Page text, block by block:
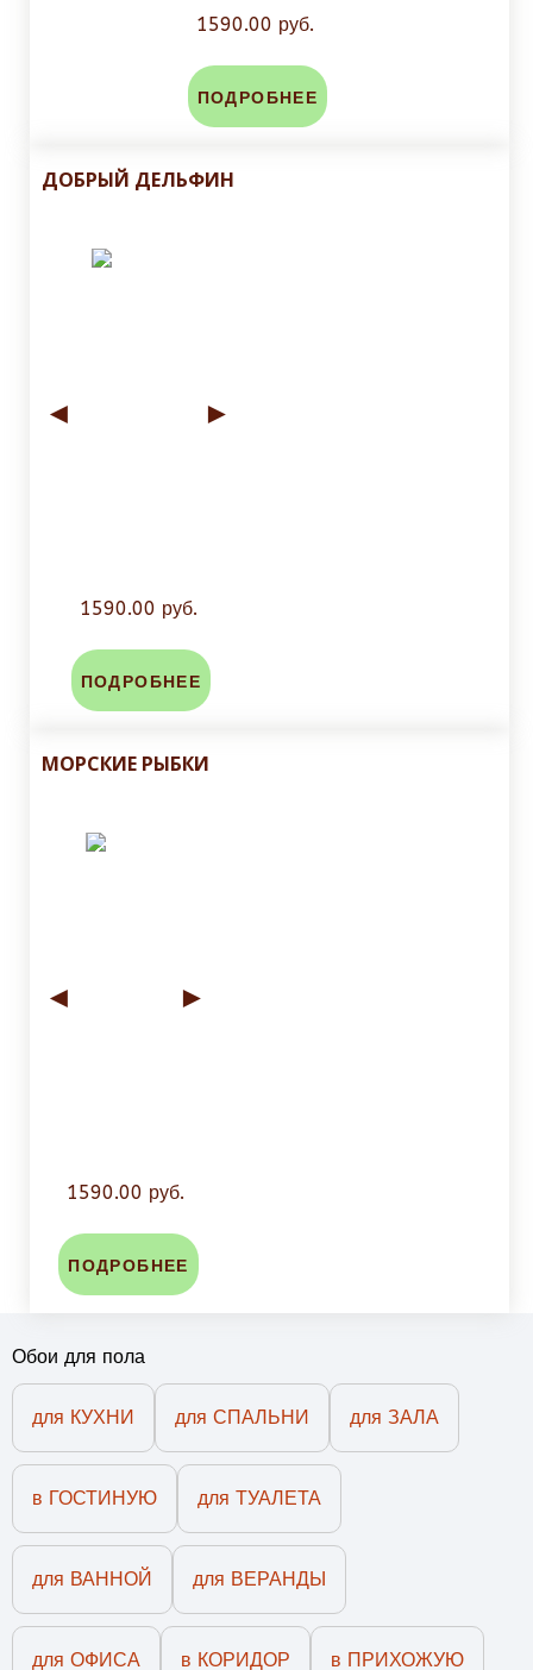
1590.00 руб.
ПОДРОБНЕЕ
ДОБРЫЙ ДЕЛЬФИН
◄ ►
1590.00 руб.
ПОДРОБНЕЕ
МОРСКИЕ РЫБКИ
◄ ►
1590.00 руб.
ПОДРОБНЕЕ
Обои для пола
для КУХНИ для СПАЛЬНИ для ЗАЛА
в ГОСТИНУЮ для ТУАЛЕТА
для ВАННОЙ для ВЕРАНДЫ
для ОФИСА в КОРИДОР в ПРИХОЖУЮ